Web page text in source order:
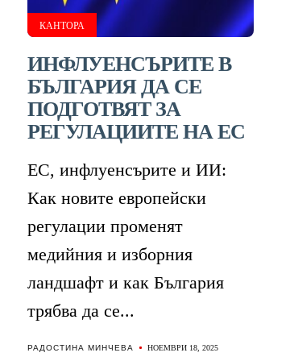
КАНТОРА
ИНФЛУЕНСЪРИТЕ В
БЪЛГАРИЯ ДА СЕ
ПОДГОТВЯТ ЗА
РЕГУЛАЦИИТЕ НА ЕС
ЕС, инфлуенсърите и ИИ:
Как новите европейски
регулации променят
медийния и изборния
ландшафт и как България
трябва да се...
РАДОСТИНА МИНЧЕВА НОЕМВРИ 18, 2025